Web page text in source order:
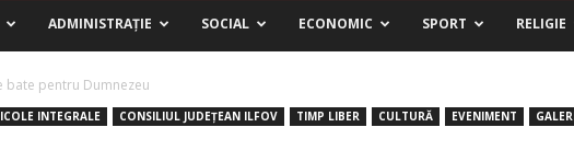
ADMINISTRAȚIE SOCIAL ECONOMIC SPORT RELIGIE
bate pentru Dumnezeu
INTEGRALE CONSILIUL JUDEȚEAN ILFOV TIMP LIBER CULTURĂ EVENIMENT